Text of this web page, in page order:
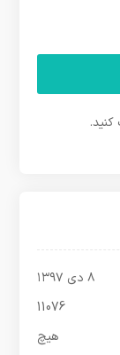
۸ دی ۱۳۹۷
11076
هیچ